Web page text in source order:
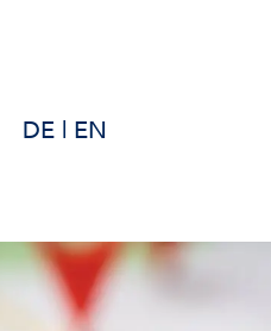
DE | EN